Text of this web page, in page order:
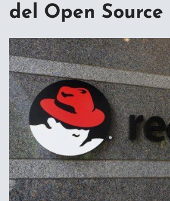
del Open Source